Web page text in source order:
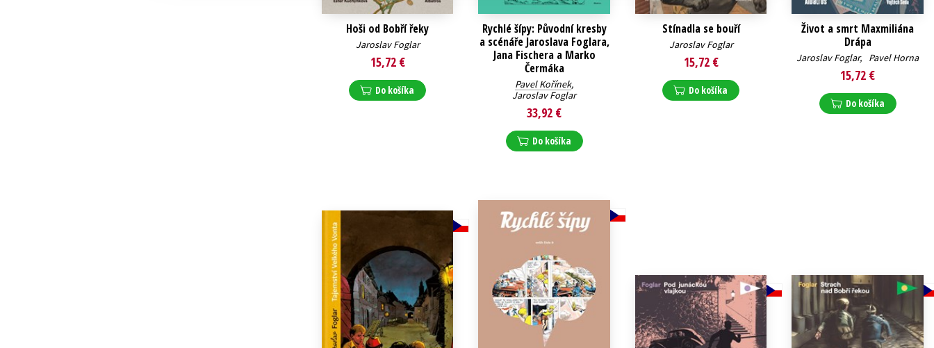
Hoši od Bobří řeky
Jaroslav Foglar
15,72 €
Do košíka
Rychlé šípy: Původní kresby
a scénáře Jaroslava Foglara,
Jana Fischera a Marko
Čermáka
Pavel Kořínek,
Jaroslav Foglar
33,92 €
Do košíka
Stínadla se bouří
Jaroslav Foglar
15,72 €
Do košíka
Život a smrt Maxmiliána
Drápa
Jaroslav Foglar, Pavel Horna
15,72 €
Do košíka